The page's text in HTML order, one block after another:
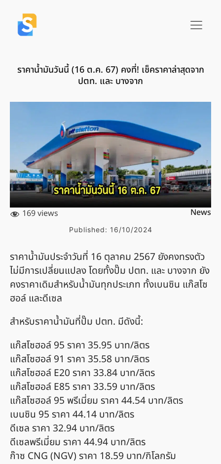
ราคาน้ำมันวันนี้ (16 ต.ค. 67) คงที่! เช็คราคาล่าสุดจาก
ปตท. และ บางจาก
169 views News
Published: 16/10/2024
ราคาน้ำมันประจำวันที่ 16 ตุลาคม 2567 ยังคงทรงตัว
ไม่มีการเปลี่ยนแปลง โดยทั้งปั๊ม ปตท. และ บางจาก ยัง
คงราคาเดิมสำหรับน้ำมันทุกประเภท ทั้งเบนซิน แก๊สโซ
ฮอล์ และดีเซล
สำหรับราคาน้ำมันที่ปั๊ม ปตท. มีดังนี้:
แก๊สโซฮอล์ 95 ราคา 35.95 บาท/ลิตร
แก๊สโซฮอล์ 91 ราคา 35.58 บาท/ลิตร
แก๊สโซฮอล์ E20 ราคา 33.84 บาท/ลิตร
แก๊สโซฮอล์ E85 ราคา 33.59 บาท/ลิตร
แก๊สโซฮอล์ 95 พรีเมี่ยม ราคา 44.54 บาท/ลิตร
เบนซิน 95 ราคา 44.14 บาท/ลิตร
ดีเซล ราคา 32.94 บาท/ลิตร
ดีเซลพรีเมี่ยม ราคา 44.94 บาท/ลิตร
ก๊าซ CNG (NGV) ราคา 18.59 บาท/กิโลกรัม